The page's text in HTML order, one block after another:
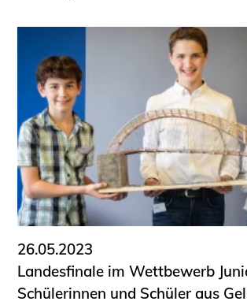
26.05.2023
Landesfinale im Wettbewerb
Schülerinnen und Schüler aus